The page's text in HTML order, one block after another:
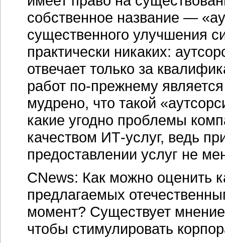
собственное название —
существенного улучшения
практически никаких:
отвечает только за
работ по-прежнему
мудрено, что такой
какие угодно проблемы
качеством ИТ-услуг, ведь
предоставлении услуг не
CNews: Как можно оценить
предлагаемых
момент? Существует
чтобы стимулировать